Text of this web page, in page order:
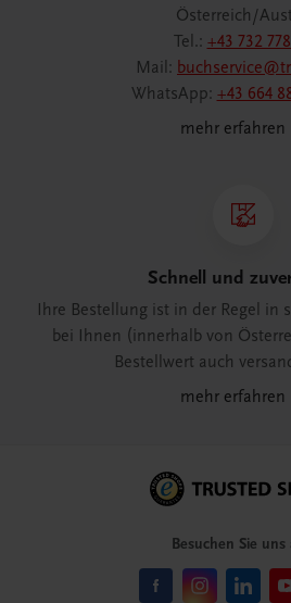
Österreich/
Tel.: +43 732
Mail:
WhatsApp: +43 664
mehr erfahren
Schnell und
Ihre Bestellung ist in der Regel in
bei Ihnen (innerhalb von
Bestellwert auch
mehr erfahren
Besuchen Sie uns